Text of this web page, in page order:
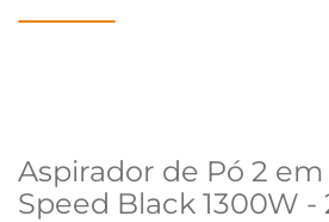
Aspirador de Pó 2 em
Speed Black 1300W -